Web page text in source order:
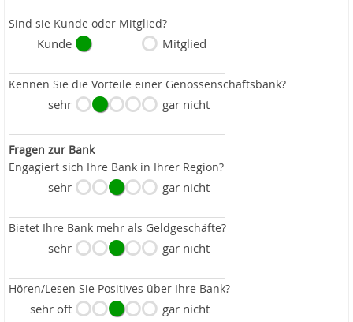
Sind sie Kunde oder Mitglied?
Kunde Mitglied
Kennen Sie die Vorteile einer Genossenschaftsbank?
sehr gar nicht
Fragen zur Bank
Engagiert sich Ihre Bank in Ihrer Region?
sehr gar nicht
Bietet Ihre Bank mehr als Geldgeschäfte?
sehr gar nicht
Hören/Lesen Sie Positives über Ihre Bank?
sehr oft gar nicht